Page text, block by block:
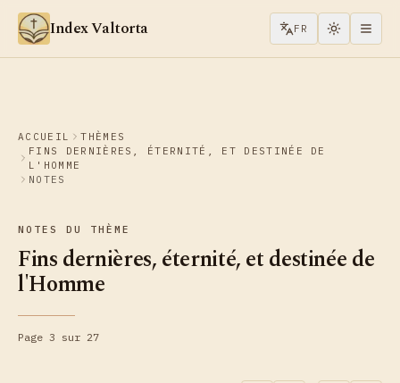
Aller au contenu
Index Valtorta FR
ACCUEIL
THÈMES
FINS DERNIÈRES, ÉTERNITÉ, ET DESTINÉE DE
L'HOMME
NOTES
NOTES DU THÈME
Fins dernières, éternité, et destinée de
l'Homme
Page 3 sur 27